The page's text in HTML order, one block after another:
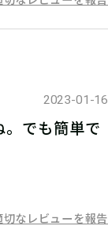
2023-01-16
でも簡単で
切なレビューを報告